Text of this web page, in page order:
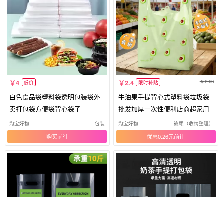
4 低价
白色食品袋塑料袋透明包装袋外
卖打包袋方便袋背心袋子
淘宝好物 包装
购买
2.4 限时补贴 2.66
牛油果手提背心式塑料袋垃圾袋
批发加厚一次性便利店商超家用
淘宝好物 筱颖（收纳整理）
优惠0.26元